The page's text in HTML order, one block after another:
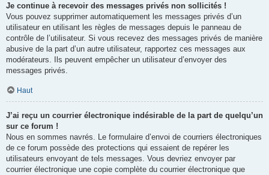
Je continue à recevoir des messages privés non sollicités !
Vous pouvez supprimer automatiquement les messages privés d’un
utilisateur en utilisant les règles de messages depuis le panneau de
contrôle de l’utilisateur. Si vous recevez des messages privés de manière
abusive de la part d’un autre utilisateur, rapportez ces messages aux
modérateurs. Ils peuvent empêcher un utilisateur d’envoyer des
messages privés.
Haut
J’ai reçu un courrier électronique indésirable de la part de quelqu’un
sur ce forum !
Nous en sommes navrés. Le formulaire d’envoi de courriers électroniques
de ce forum possède des protections qui essaient de repérer les
utilisateurs envoyant de tels messages. Vous devriez envoyer par
courrier électronique une copie complète du courrier électronique que